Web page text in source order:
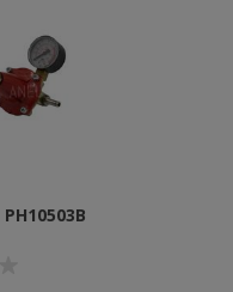
PH10503B